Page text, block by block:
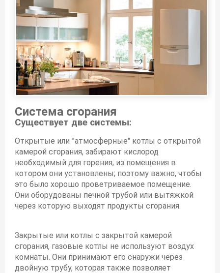
Система сгорания
Существует две системы:
Открытые или ”атмосферные" котлы с открытой
камерой сгорания, забирают кислород
необходимый для горения, из помещения в
котором они установлены; поэтому важно, чтобы
это было хорошо проветриваемое помещение.
Они оборудованы печной трубой или вытяжкой
через которую выходят продукты сгорания.
Закрытые или котлы с закрытой камерой
сгорания, газовые котлы не используют воздух
комнаты. Они принимают его снаружи через
двойную трубу, которая также позволяет